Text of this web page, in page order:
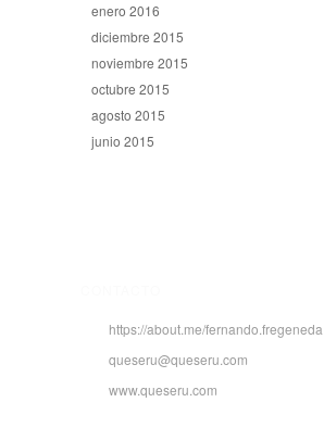
enero 2016
diciembre 2015
noviembre 2015
octubre 2015
agosto 2015
junio 2015
https://about.me/fernando.fregeneda
queseru@queseru.com
www.queseru.com